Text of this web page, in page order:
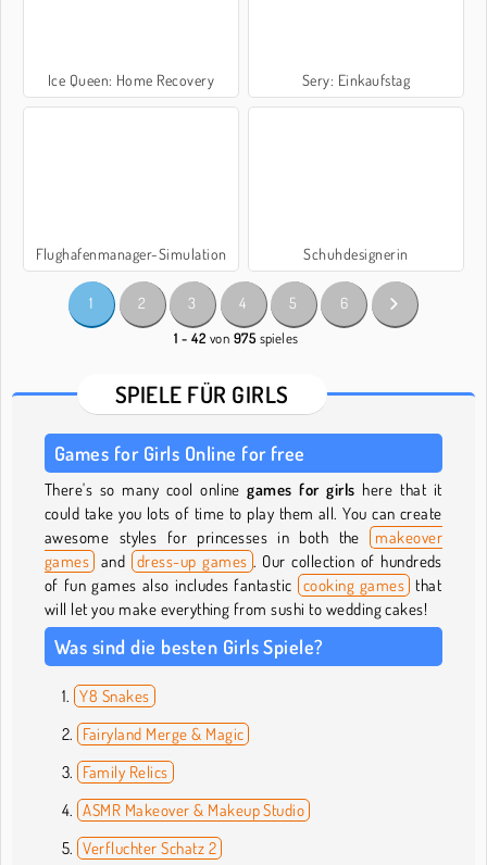
Ice Queen: Home Recovery Sery: Einkaufstag
Flughafenmanager-Simulation Schuhdesignerin
1 2 3 4 5 6
1 - 42 von 975 spieles
SPIELE FÜR GIRLS
Games for Girls Online for free
There's so many cool onlinegames for girls here that it
could take you lots of time to play them all. You can create
awesome styles for princesses in both the makeover
games and dress-up games . Our collection of hundreds
of fun games also includes fantastic cooking games that
will let you make everything from sushi to wedding cakes!
Was sind die besten Girls Spiele?
Y8 Snakes
Fairyland Merge & Magic
Family Relics
ASMR Makeover & Makeup Studio
Verfluchter Schatz 2